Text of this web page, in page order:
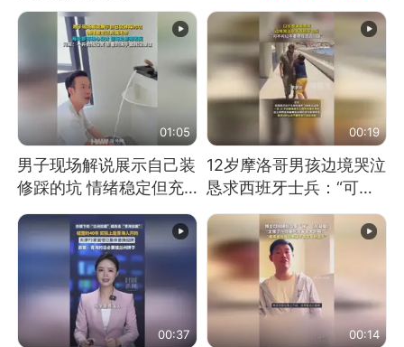
01:05
男子现场解说展示自己装
修踩的坑 情绪稳定但充
满无奈 每处都有精心设
计 但每处都有瑕疵 网
友：一开始我没笑 但看
到洗手盆我没绷住
00:19
12岁摩洛哥男孩边境哭泣
恳求西班牙士兵：“可不
可以不要把我遣返回国”
00:37 00:14